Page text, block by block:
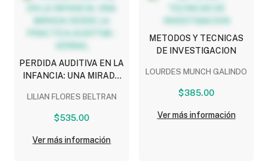
PERDIDA AUDITIVA EN LA
INFANCIA: UNA MIRADA
AUDITIVA - VERBAL
LILIAN FLORES BELTRAN
$535.00
Ver más información
METODOS Y TECNICAS
DE INVESTIGACION
LOURDES MUNCH GALINDO
$385.00
Ver más información